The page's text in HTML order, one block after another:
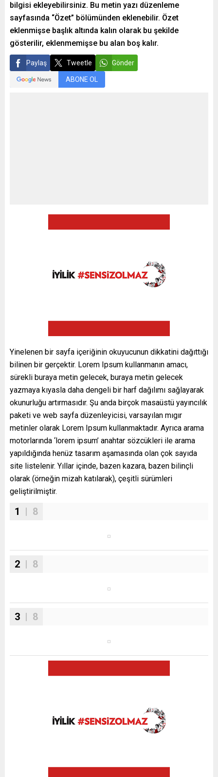
bilgisi ekleyebilirsiniz. Bu metin yazı düzenleme
sayfasında “Özet” bölümünden eklenebilir. Özet
eklenmişse başlık altında kalın olarak bu şekilde
gösterilir, eklenmemişse bu alan boş kalır.
Paylaş Tweetle Gönder
ABONE OL
Yinelenen bir sayfa içeriğinin okuyucunun dikkatini dağıttığı
bilinen bir gerçektir. Lorem Ipsum kullanmanın amacı,
sürekli buraya metin gelecek, buraya metin gelecek
yazmaya kıyasla daha dengeli bir harf dağılımı sağlayarak
okunurluğu artırmasıdır. Şu anda birçok masaüstü yayıncılık
paketi ve web sayfa düzenleyicisi, varsayılan mıgır
metinler olarak Lorem Ipsum kullanmaktadır. Ayrıca arama
motorlarında ‘lorem ipsum’ anahtar sözcükleri ile arama
yapıldığında henüz tasarım aşamasında olan çok sayıda
site listelenir. Yıllar içinde, bazen kazara, bazen bilinçli
olarak (örneğin mizah katılarak), çeşitli sürümleri
geliştirilmiştir.
1 | 8
2 | 8
3 | 8